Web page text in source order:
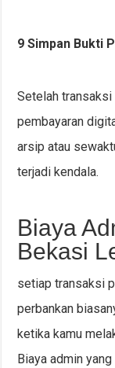
9 Simpan Bukti
Setelah
pembayaran
arsip atau
terjadi kendala.
Biaya
Bekasi
setiap transaksi
perbankan
ketika kamu
Biaya admin